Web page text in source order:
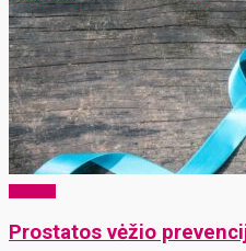
Prostatos vėžio